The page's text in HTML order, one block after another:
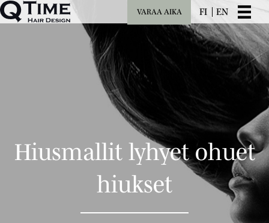
VARAA AIKA FI EN
Hiusmallit lyhyet ohuet
hiukset